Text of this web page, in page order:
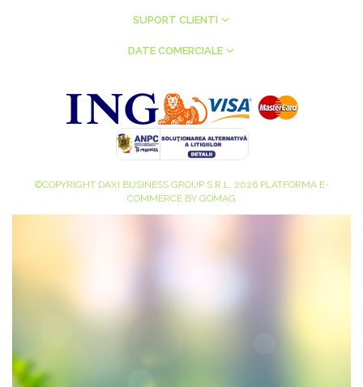
SUPORT CLIENTI
DATE COMERCIALE
©COPYRIGHT DAXI BUSINESS GROUP S.R.L. 2026 PLATFORMA E-
COMMERCE BY GOMAG